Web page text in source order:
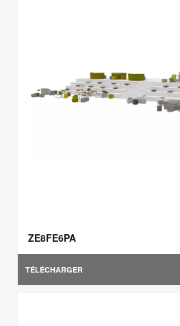
ZE8FE6PA
TÉLÉCHARGER